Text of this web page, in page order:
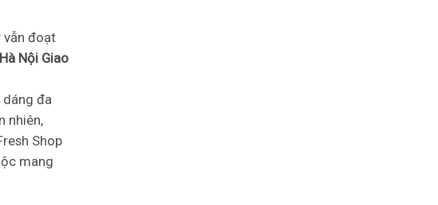
vẫn đoạt
Nội Giao
đa
nhiên,
Shop
mang